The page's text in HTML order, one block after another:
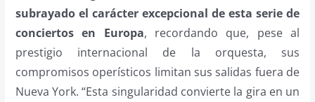
subrayado el carácter excepcional de esta serie de
conciertos en Europa, recordando que, pese al
prestigio internacional de la orquesta, sus
compromisos operísticos limitan sus salidas fuera de
Nueva York. “Esta singularidad convierte la gira en un